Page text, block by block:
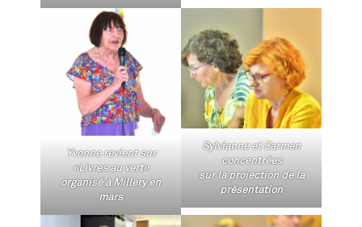
Yvonne revient sur
«Livres au vert»
organisé à Millery en
mars
Sylvianne et Carmen
concentrées
sur la projection de la
présentation